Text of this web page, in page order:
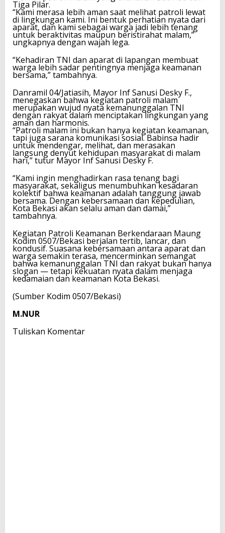
Tiga Pilar.
“Kami merasa lebih aman saat melihat patroli lewat
di lingkungan kami. Ini bentuk perhatian nyata dari
aparat, dan kami sebagai warga jadi lebih tenang
untuk beraktivitas maupun beristirahat malam,”
ungkapnya dengan wajah lega.
“Kehadiran TNI dan aparat di lapangan membuat
warga lebih sadar pentingnya menjaga keamanan
bersama,” tambahnya.
Danramil 04/Jatiasih, Mayor Inf Sanusi Desky F.,
menegaskan bahwa kegiatan patroli malam
merupakan wujud nyata kemanunggalan TNI
dengan rakyat dalam menciptakan lingkungan yang
aman dan harmonis.
“Patroli malam ini bukan hanya kegiatan keamanan,
tapi juga sarana komunikasi sosial. Babinsa hadir
untuk mendengar, melihat, dan merasakan
langsung denyut kehidupan masyarakat di malam
hari,” tutur Mayor Inf Sanusi Desky F.
“Kami ingin menghadirkan rasa tenang bagi
masyarakat, sekaligus menumbuhkan kesadaran
kolektif bahwa keamanan adalah tanggung jawab
bersama. Dengan kebersamaan dan kepedulian,
Kota Bekasi akan selalu aman dan damai,”
tambahnya.
Kegiatan Patroli Keamanan Berkendaraan Maung
Kodim 0507/Bekasi berjalan tertib, lancar, dan
kondusif. Suasana kebersamaan antara aparat dan
warga semakin terasa, mencerminkan semangat
bahwa kemanunggalan TNI dan rakyat bukan hanya
slogan — tetapi kekuatan nyata dalam menjaga
kedamaian dan keamanan Kota Bekasi.
(Sumber Kodim 0507/Bekasi)
M.NUR
Tuliskan Komentar